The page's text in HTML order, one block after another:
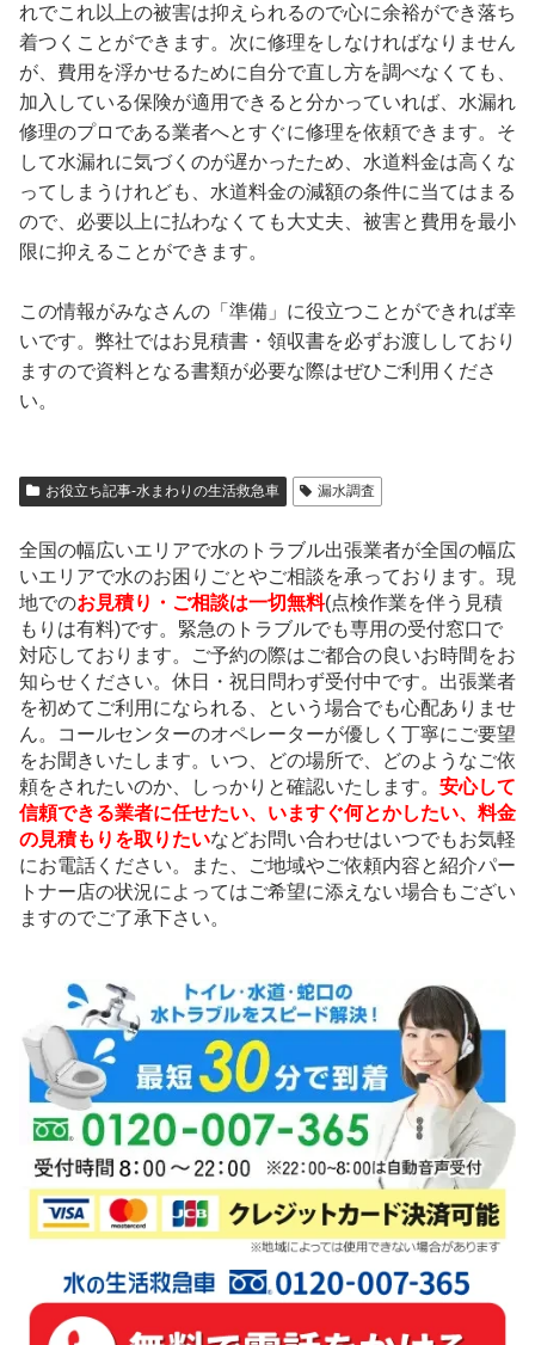
れでこれ以上の被害は抑えられるので心に余裕ができ落ち
着つくことができます。次に修理をしなければなりません
が、費用を浮かせるために自分で直し方を調べなくても、
加入している保険が適用できると分かっていれば、水漏れ
修理のプロである業者へとすぐに修理を依頼できます。そ
して水漏れに気づくのが遅かったため、水道料金は高くな
ってしまうけれども、水道料金の減額の条件に当てはまる
ので、必要以上に払わなくても大丈夫、被害と費用を最小
限に抑えることができます。
この情報がみなさんの「準備」に役立つことができれば幸
いです。弊社ではお見積書・領収書を必ずお渡ししており
ますので資料となる書類が必要な際はぜひご利用くださ
い。
お役立ち記事-水まわりの生活救急車 漏水調査
全国の幅広いエリアで水のトラブル出張業者が全国の幅広
いエリアで水のお困りごとやご相談を承っております。現
地でのお見積り・ご相談は一切無料(点検作業を伴う見積
もりは有料)です。緊急のトラブルでも専用の受付窓口で
対応しております。ご予約の際はご都合の良いお時間をお
知らせください。休日・祝日問わず受付中です。出張業者
を初めてご利用になられる、という場合でも心配ありませ
ん。コールセンターのオペレーターが優しく丁寧にご要望
をお聞きいたします。いつ、どの場所で、どのようなご依
頼をされたいのか、しっかりと確認いたします。 安心して
信頼できる業者に任せたい、いますぐ何とかしたい、料金
の見積もりを取りたいなどお問い合わせはいつでもお気軽
にお電話ください。また、ご地域やご依頼内容と紹介パー
トナー店の状況によってはご希望に添えない場合もござい
ますのでご了承下さい。